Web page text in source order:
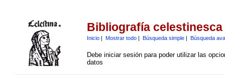
Bibliografía celestinesca
Inicio| Mostrar todo| Búsqueda simple| Búsqueda
Debe iniciar sesión para poder utilizar las
datos